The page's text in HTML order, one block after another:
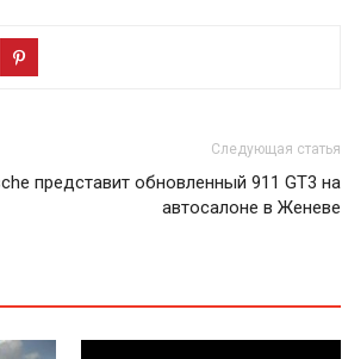
Следующая статья
представит обновленный 911 GT3 на
автосалоне в Женеве